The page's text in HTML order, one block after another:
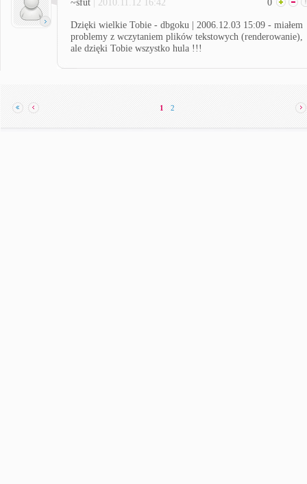
~sfut | 2010.11.12 16:42 0
Dzięki wielkie Tobie - dbgoku | 2006.12.03 15:09 - miałem
problemy z wczytaniem plików tekstowych (renderowanie),
ale dzięki Tobie wszystko hula !!!
1 2